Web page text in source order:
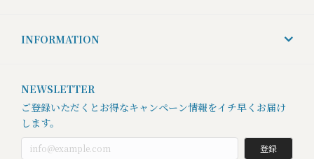
INFORMATION
NEWSLETTER
ご登録いただくとお得なキャンペーン情報をイチ早くお届け
します。
登録